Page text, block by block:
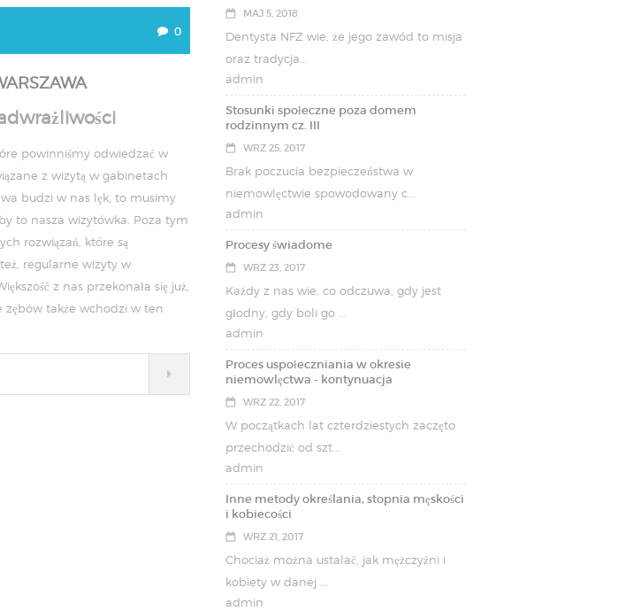
MAJ 5, 2018
Dentysta NFZ wie, że jego zawód to misja
oraz tradycja...
admin
Stosunki społeczne poza domem
rodzinnym cz. III
WRZ 25, 2017
Brak poczucia bezpieczeństwa w
niemowlęctwie spowodowany c...
admin
Procesy świadome
WRZ 23, 2017
Każdy z nas wie, co odczuwa, gdy jest
głodny, gdy boli go ...
admin
Proces uspołeczniania w okresie
niemowlęctwa - kontynuacja
WRZ 22, 2017
W początkach lat czterdziestych zaczęto
przechodzić od szt...
admin
Inne metody określania, stopnia męskości
i kobiecości
WRZ 21, 2017
Chociaż można ustalać, jak mężczyźni i
kobiety w danej ...
admin
0
powinniśmy odwiedzać w
z wizytą w gabinetach
budzi w nas lęk, to musimy
to nasza wizytówka. Poza tym
rozwiązań, które są
regularne wizyty w
z nas przekonała się już,
zębów także wchodzi w ten